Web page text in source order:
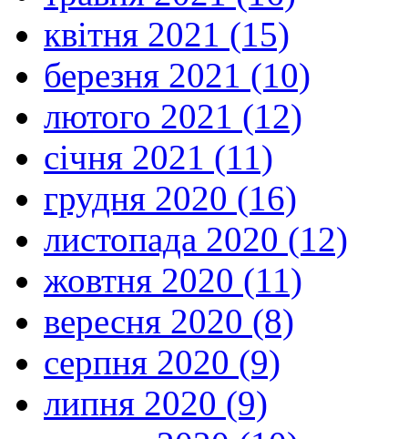
квітня 2021 (15)
березня 2021 (10)
лютого 2021 (12)
січня 2021 (11)
грудня 2020 (16)
листопада 2020 (12)
жовтня 2020 (11)
вересня 2020 (8)
серпня 2020 (9)
липня 2020 (9)